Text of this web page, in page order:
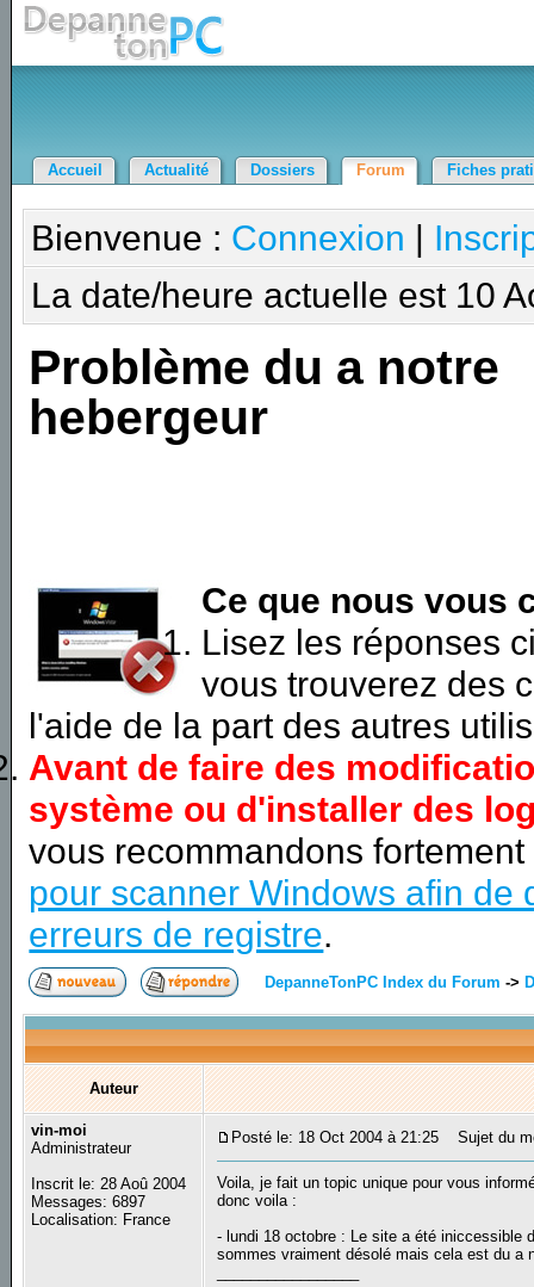
Accueil Actualité Dossiers Forum Fiches
Bienvenue : Connexion |
La date/heure actuelle est 10
Problème du a notre
hebergeur
Ce que nous vous
Lisez les réponses
vous trouverez des
l'aide de la part des autres
Avant de faire des
système ou d'installer des
vous recommandons
pour scanner Windows afin de
erreurs de registre.
DepanneTonPC Index du Forum ->
Auteur
vin-moi
Administrateur
Inscrit le: 28 Aoû 2004
Messages: 6897
Localisation: France
Posté le: 18 Oct 2004 à 21:25 Sujet du
Voila, je fait un topic unique pour vous
donc voila :
- lundi 18 octobre : Le site a été iniccessible
sommes vraiment désolé mais cela est du a